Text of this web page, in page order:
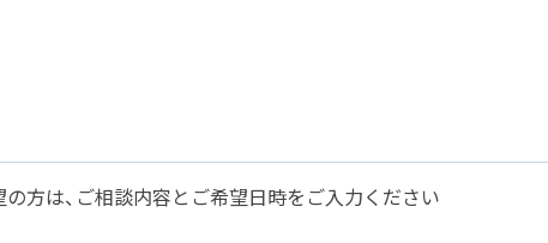
の方は、ご相談内容とご希望日時をご入力ください